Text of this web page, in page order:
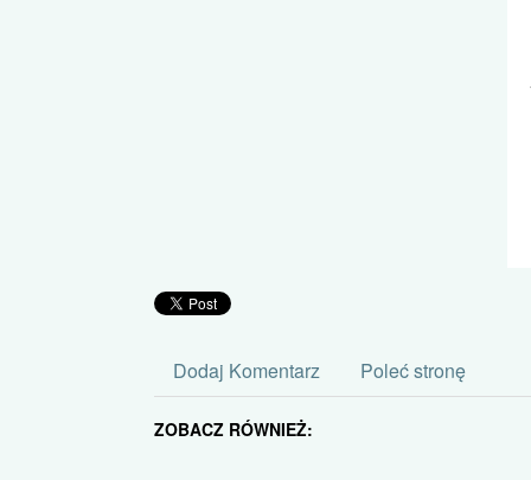
Dodaj Komentarz Poleć stronę
ZOBACZ RÓWNIEŻ: